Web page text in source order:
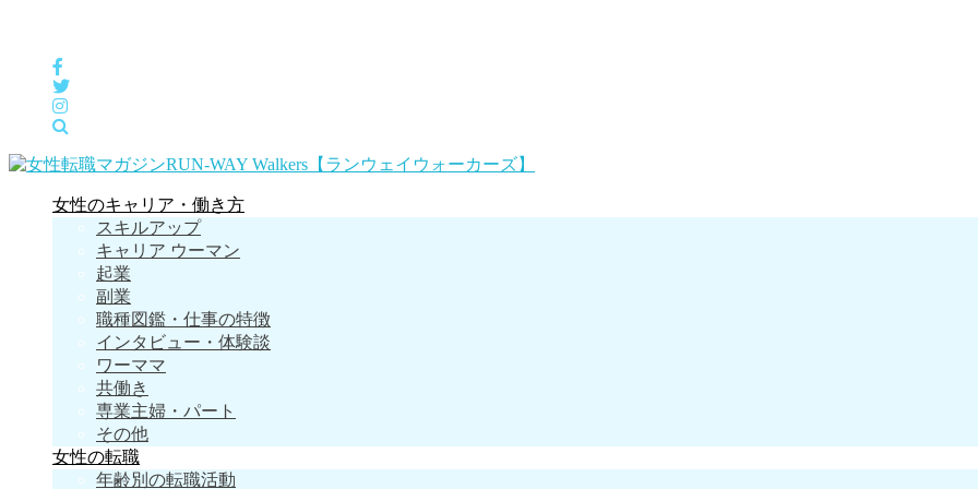
女性のキャリア・働き方
スキルアップ
キャリア ウーマン
起業
副業
職種図鑑・仕事の特徴
インタビュー・体験談
ワーママ
共働き
専業主婦・パート
その他
女性の転職
年齢別の転職活動